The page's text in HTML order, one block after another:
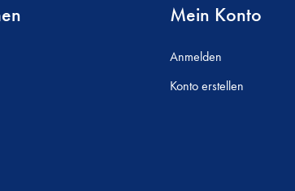
Mein Konto
Anmelden
Konto erstellen